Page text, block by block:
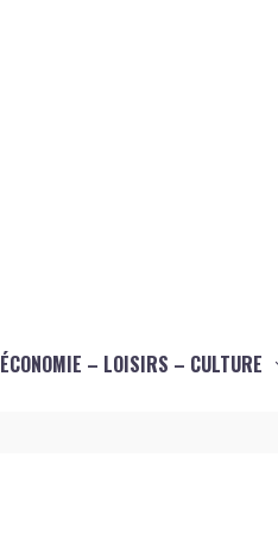
ÉCONOMIE – LOISIRS – CULTURE